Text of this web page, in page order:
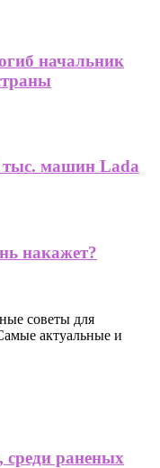
начальник
тыс. машин Lada
накажет?
советы для
актуальные и
раненых